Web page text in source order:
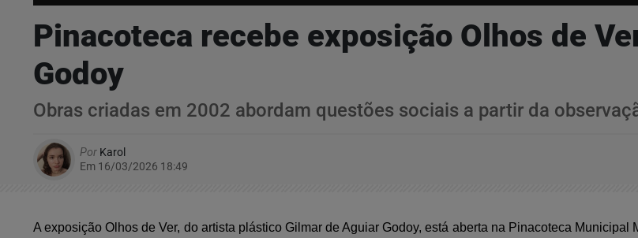
Pinacoteca recebe exposição Olhos de
Godoy
Obras criadas em 2002 abordam questões sociais a partir da
Por Karol
Em 16/03/2026 18:49
A exposição Olhos de Ver, do artista plástico Gilmar de Aguiar Godoy, está aberta na Pinacoteca Municipal